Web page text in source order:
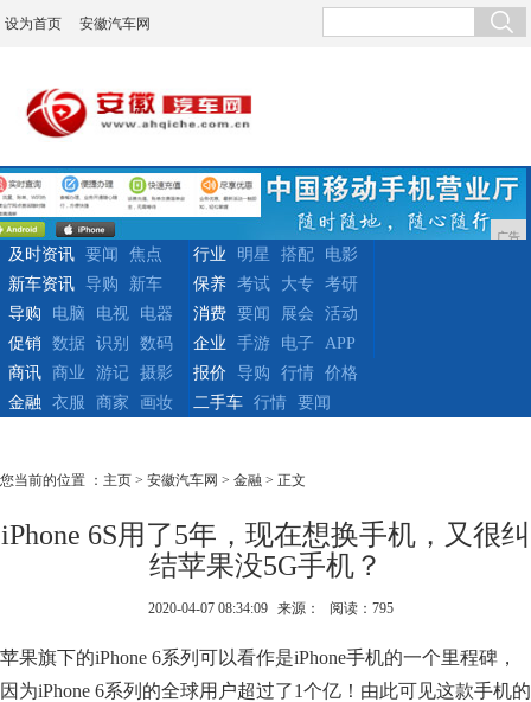
设为首页 安徽汽车网
广告
及时资讯 要闻
焦点
新车资讯
导购 新车
行业 明星 搭配
电影
保养
考试 大专
考研
导购
电脑 电视
电器
促销
数据 识别 数码
消费 要闻 展会
活动
企业
手游 电子
APP
商讯
商业 游记
摄影
金融
衣服 商家 画妆
报价 导购 行情
价格
二手车
行情 要闻
您当前的位置 ： 主页 > 安徽汽车网 > 金融 > 正文
iPhone 6S用了5年，现在想换手机，又很纠
结苹果没5G手机？
2020-04-07 08:34:09 来源： 阅读：795
苹果旗下的iPhone 6系列可以看作是iPhone手机的一个里程碑，
因为iPhone 6系列的全球用户超过了1个亿！由此可见这款手机的